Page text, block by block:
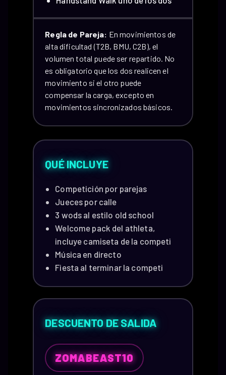
Regla de Pareja: En movimientos de
alta dificultad (T2B, BMU, C2B), el
volumen total puede ser repartido. No
es obligatorio que los dos realicen el
movimiento si el otro puede
compensar la carga, excepto en
movimientos sincronizados básicos.
QUÉ INCLUYE
Competición por parejas
Jueces por calle
3 wods al estilo old school
Welcome pack del athleta,
incluye camiseta de la competi
Música en directo
Fiesta al terminar la competi
DESCUENTO DE SALIDA
ZOMABEAST10